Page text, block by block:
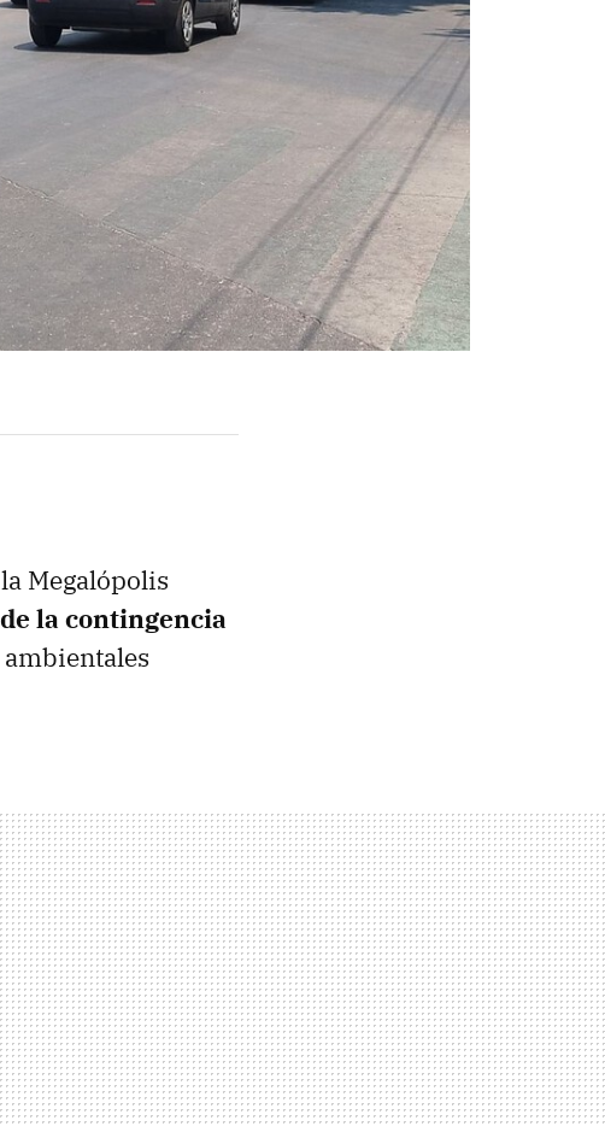
Megalópolis
la contingencia